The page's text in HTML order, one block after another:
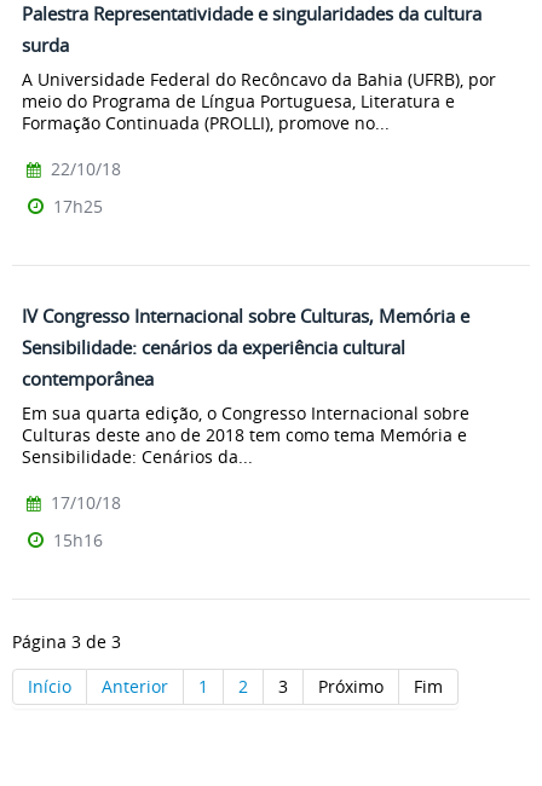
Palestra Representatividade e singularidades da cultura
surda
A Universidade Federal do Recôncavo da Bahia (UFRB), por
meio do Programa de Língua Portuguesa, Literatura e
Formação Continuada (PROLLI), promove no...
22/10/18
17h25
IV Congresso Internacional sobre Culturas, Memória e
Sensibilidade: cenários da experiência cultural
contemporânea
Em sua quarta edição, o Congresso Internacional sobre
Culturas deste ano de 2018 tem como tema Memória e
Sensibilidade: Cenários da...
17/10/18
15h16
Página 3 de 3
Início
Anterior 1 2 3 Próximo Fim